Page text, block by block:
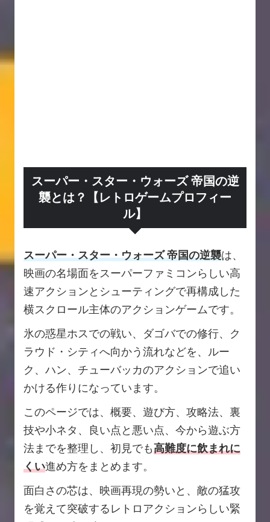
スーパー・スター・ウォーズ 帝国の逆
襲とは？【レトロゲームプロフィー
ル】
スーパー・スター・ウォーズ 帝国の逆襲は、
映画の名場面をスーパーファミコンらしい高
速アクションとシューティングで再構成した
横スクロール主体のアクションゲームです。
氷の惑星ホスでの戦い、ダゴバでの修行、ク
ラウド・シティへ向かう流れなどを、ルー
ク、ハン、チューバッカのアクションで追い
かける作りになっています。
このページでは、概要、遊び方、攻略法、裏
技や小ネタ、良い点と悪い点、今から遊ぶ方
法までを整理し、初見でも高難度に飲まれに
くい進め方をまとめます。
面白さの芯は、映画再現の勢いと、敵の猛攻
を覚えて突破するレトロアクションらしい緊